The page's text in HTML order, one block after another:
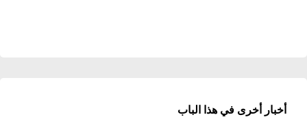
أخبار أخرى في هذا الباب